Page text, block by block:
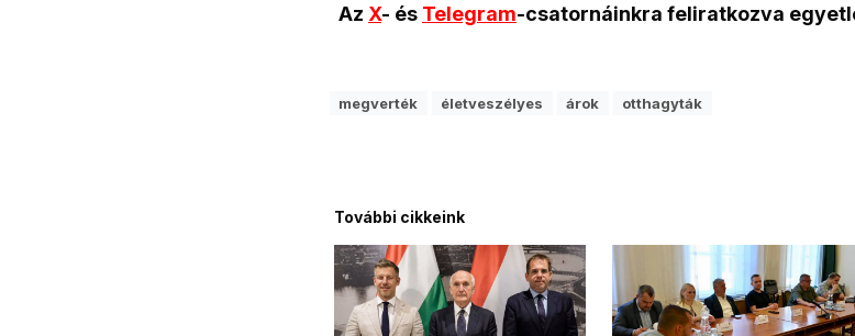
Az X- és Telegram-csatornáinkra feliratkozva
megverték életveszélyes árok otthagyták
További cikkeink